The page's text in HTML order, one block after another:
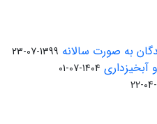
به صورت سالانه 1399-07-23
آبخیزداری 1404-07-01